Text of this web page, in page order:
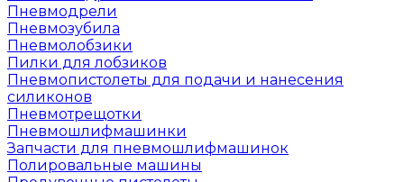
Пневмодрели
Пневмозубила
Пневмолобзики
Пилки для лобзиков
Пневмопистолеты для подачи и нанесения
силиконов
Пневмотрещотки
Пневмошлифмашинки
Запчасти для пневмошлифмашинок
Полировальные машины